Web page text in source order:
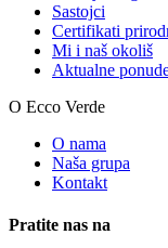
Sastojci
Certifikati
Mi i naš okoliš
Aktualne
O Ecco Verde
O nama
Naša grupa
Kontakt
Pratite nas na